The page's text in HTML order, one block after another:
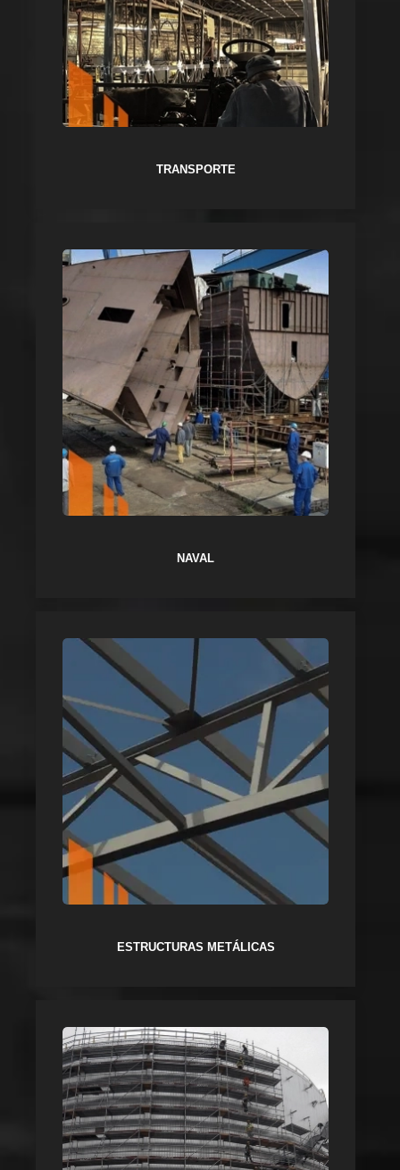
TRANSPORTE
NAVAL
ESTRUCTURAS METÁLICAS